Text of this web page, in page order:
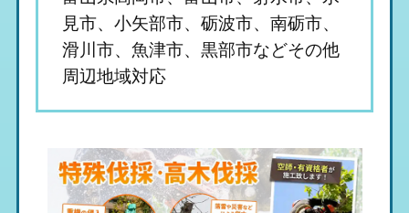
見市、小矢部市、砺波市、南砺市、
滑川市、魚津市、黒部市などその他
周辺地域対応